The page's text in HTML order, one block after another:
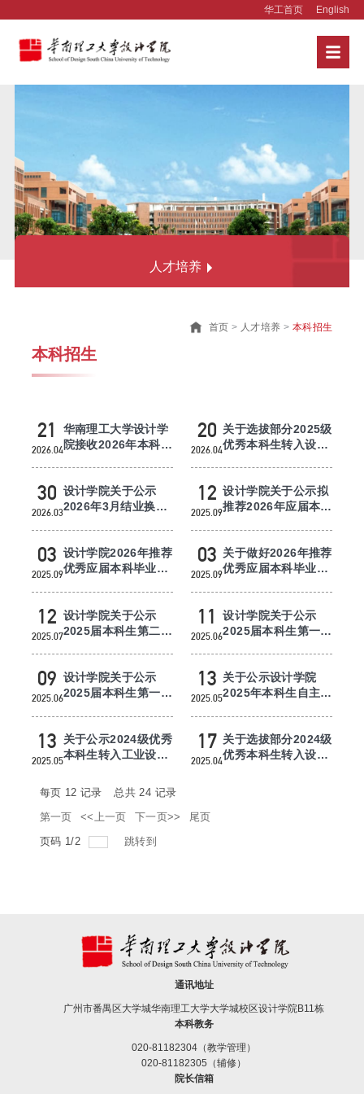
华工首页 English
人才培养
研究生招生
中外合作办学项目
教学成果
首页 > 人才培养 > 本科招生
本科招生
21
2026.04
华南理工大学设计学
院接收2026年本科生
20
2026.04
关于选拔部分2025级
优秀本科生转入设计
30
2026.03
设计学院关于公示
2026年3月结业换证
12
2025.09
设计学院关于公示拟
推荐2026年应届本科
03
2025.09
设计学院2026年推荐
优秀应届本科毕业生
03
2025.09
关于做好2026年推荐
优秀应届本科毕业生
12
2025.07
设计学院关于公示
2025届本科生第二批
11
2025.06
设计学院关于公示
2025届本科生第一批
09
2025.06
设计学院关于公示
2025届本科生第一批
13
2025.05
关于公示设计学院
2025年本科生自主转
13
2025.05
关于公示2024级优秀
本科生转入工业设计
验班拟...
17
2025.04
关于选拔部分2024级
优秀本科生转入设计
每页 12 记录 总共 24 记录
第一页
<<上一页 下一页>>
尾页
页码 1/2 跳转到
通讯地址
广州市番禺区大学城华南理工大学大学城校区设计学院B11栋
本科教务
020-81182304（教学管理）
020-81182305（辅修）
院长信箱